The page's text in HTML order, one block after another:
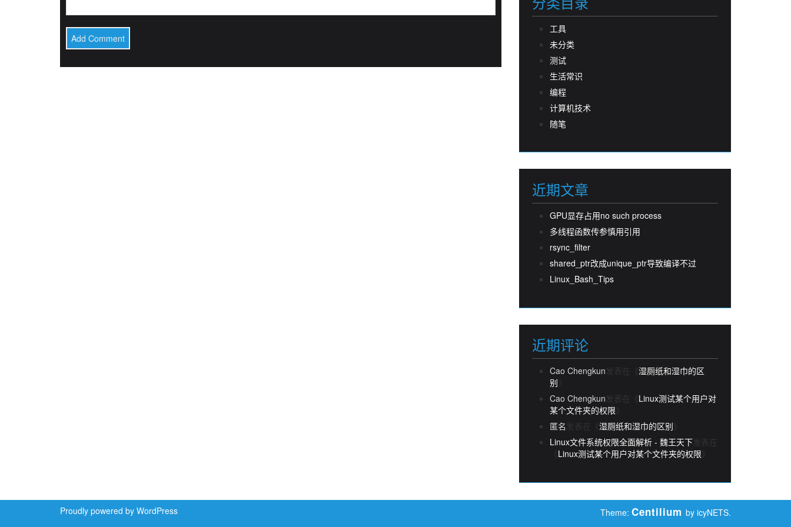
工具
未分类
测试
生活常识
编程
计算机技术
随笔
近期文章
GPU显存占用no such process
多线程函数传参慎用引用
rsync_filter
shared_ptr改成unique_ptr导致编译不过
Linux_Bash_Tips
近期评论
Cao Chengkun发表在《 湿厕纸和湿巾的区
别
Cao Chengkun发表在《 Linux测试某个用户对
某个文件夹的权限
匿名 发表在《 湿厕纸和湿巾的区别
Linux文件系统权限全面解析 - 魏王天下发表在
Linux测试某个用户对某个文件夹的权限
Proudly powered by WordPress Theme: Centilium by icyNETS.